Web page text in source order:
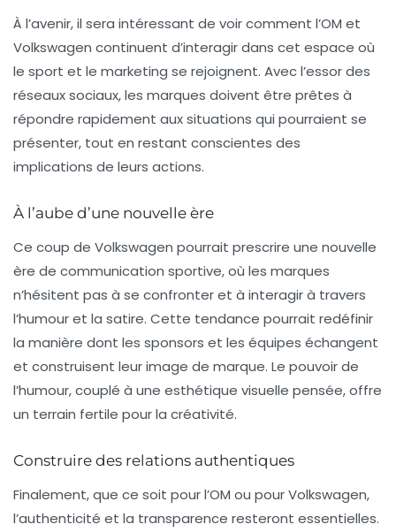
À l’avenir, il sera intéressant de voir comment l’OM et
Volkswagen continuent d’interagir dans cet espace où
le sport et le marketing se rejoignent. Avec l’essor des
réseaux sociaux, les marques doivent être prêtes à
répondre rapidement aux situations qui pourraient se
présenter, tout en restant conscientes des
implications de leurs actions.
À l’aube d’une nouvelle ère
Ce coup de Volkswagen pourrait prescrire une nouvelle
ère de communication sportive, où les marques
n’hésitent pas à se confronter et à interagir à travers
l’humour et la satire. Cette tendance pourrait redéfinir
la manière dont les sponsors et les équipes échangent
et construisent leur image de marque. Le pouvoir de
l’humour, couplé à une esthétique visuelle pensée, offre
un terrain fertile pour la créativité.
Construire des relations authentiques
Finalement, que ce soit pour l’OM ou pour Volkswagen,
l’authenticité et la transparence resteront essentielles.